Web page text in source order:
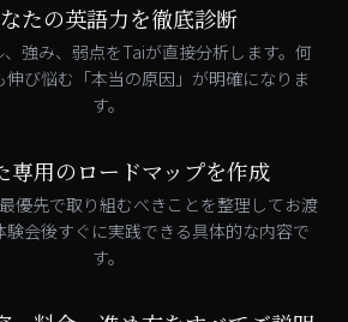
たの英語力を徹底診断
強み、弱点をTaiが直接分析します。何
伸び悩む「本当の原因」が明確になりま
す。
専用のロードマップを作成
優先で取り組むべきことを整理してお渡
験会後すぐに実践できる具体的な内容で
す。